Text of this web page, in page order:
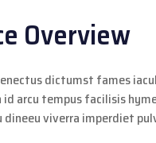
Overview
dictumst fames
id arcu tempus facilisis
dineeu viverra imperdiet